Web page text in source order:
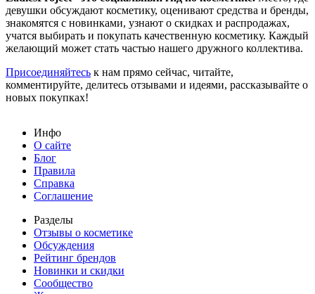
девушки обсуждают косметику, оценивают средства и бренды,
знакомятся с новинками, узнают о скидках и распродажах,
учатся выбирать и покупать качественную косметику. Каждый
желающий может стать частью нашего дружного коллектива.
Присоединяйтесь к нам прямо сейчас, читайте,
комментируйте, делитесь отзывами и идеями, рассказывайте о
новых покупках!
Инфо
О сайте
Блог
Правила
Справка
Соглашение
Разделы
Отзывы о косметике
Обсуждения
Рейтинг брендов
Новинки и скидки
Сообщество